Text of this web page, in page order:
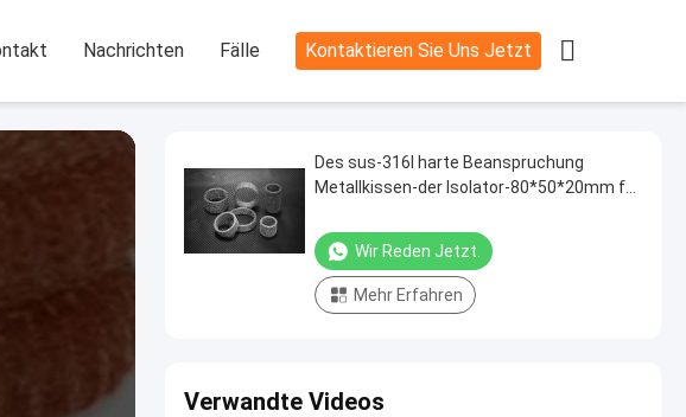
Nachrichten Fälle Kontaktieren Sie Uns Jetzt 
Des sus-316l harte Beanspruchung
Metallkissen-der Isolator-80*50*20mm für
Wir Reden Jetzt.
Mehr Erfahren
Verwandte Videos